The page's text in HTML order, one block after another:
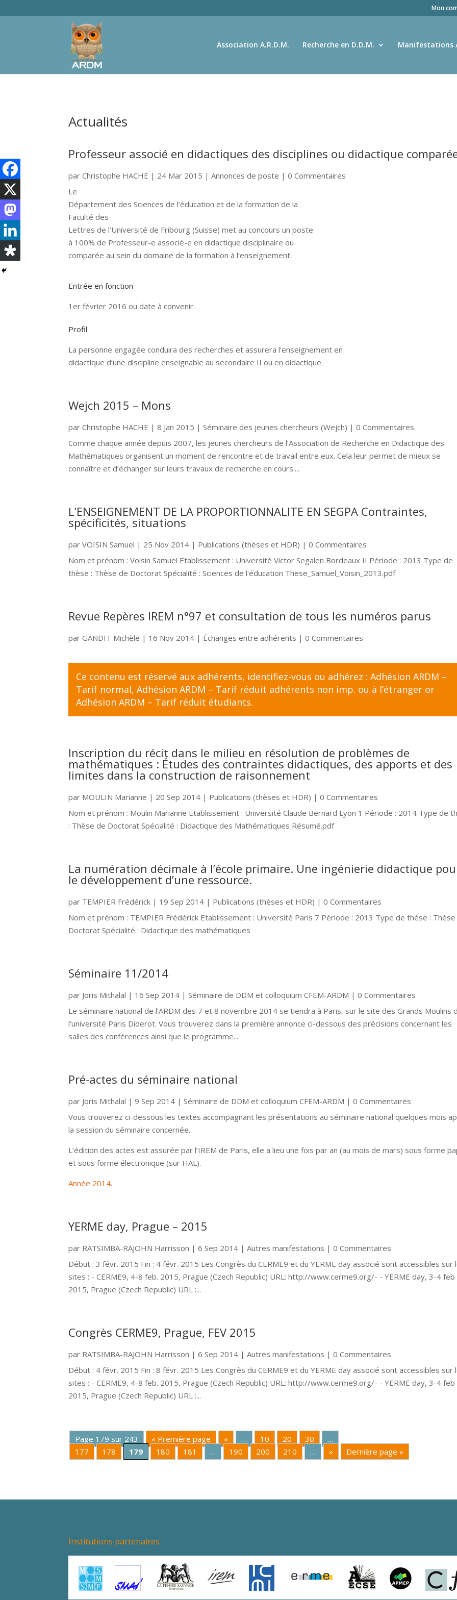
Mon
Association A.R.D.M. Recherche en D.D.M. Manifestations
Actualités
Professeur associé en didactiques des disciplines ou didactique
parChristophe HACHE | 24 Mar 2015 |Annonces de poste | 0 Commentaires
Le
Département des Sciences de l’éducation et de la formation de la
Faculté des
Lettres de l’Université de Fribourg (Suisse) met au concours un poste
à 100% de Professeur-e associé-e en didactique disciplinaire ou
comparée au sein du domaine de la formation à l‘enseignement.
Entrée en fonction
1er février 2016 ou date à convenir.
Profil
La personne engagée conduira des recherches et assurera l’enseignement en
didactique d’une discipline enseignable au secondaire II ou en didactique
Wejch 2015 – Mons
parChristophe HACHE |8 Jan 2015 |Séminaire des jeunes chercheurs (Wejch) | 0 Commentaires
Comme chaque année depuis 2007, les jeunes chercheurs de l’Association de Recherche en Didactique des
Mathématiques organisent un moment de rencontre et de travail entre eux. Cela leur permet de mieux se
connaître et d’échanger sur leurs travaux de recherche en cours....
L’ENSEIGNEMENT DE LA PROPORTIONNALITE EN SEGPA Contraintes,
spécificités, situations
parVOISIN Samuel | 25 Nov 2014 | Publications (thèses et HDR) | 0 Commentaires
Nom et prénom : Voisin Samuel Etablissement : Université Victor Segalen Bordeaux II Période : 2013 Type de
thèse : Thèse de Doctorat Spécialité : Sciences de l'éducation These_Samuel_Voisin_2013.pdf
Revue Repères IREM n°97 et consultation de tous les numéros parus
parGANDIT Michèle | 16 Nov 2014 | Échanges entre adhérents | 0 Commentaires
Ce contenu est réservé aux adhérents, identifiez-vous ou adhérez :Adhésion ARDM –
Tarif normal,Adhésion ARDM – Tarif réduit adhérents non imp. ou à l’étranger or
Adhésion ARDM – Tarif réduit étudiants.
Inscription du récit dans le milieu en résolution de problèmes de
mathématiques : Études des contraintes didactiques, des apports et des
limites dans la construction de raisonnement
par MOULIN Marianne | 20 Sep 2014 | Publications (thèses et HDR) | 0 Commentaires
Nom et prénom : Moulin Marianne Etablissement : Université Claude Bernard Lyon 1 Période : 2014 Type de
: Thèse de Doctorat Spécialité : Didactique des Mathématiques Résumé.pdf
La numération décimale à l’école primaire. Une ingénierie didactique
le développement d’une ressource.
par TEMPIER Frédérick | 19 Sep 2014 | Publications (thèses et HDR) | 0 Commentaires
Nom et prénom : TEMPIER Frédérick Etablissement : Université Paris 7 Période : 2013 Type de thèse : Thèse
Doctorat Spécialité : Didactique des mathématiques
Séminaire 11/2014
par Joris Mithalal | 16 Sep 2014 |Séminaire de DDM et colloquium CFEM-ARDM | 0 Commentaires
Le séminaire national de l'ARDM des 7 et 8 novembre 2014 se tiendra à Paris, sur le site des Grands Moulins
l'université Paris Diderot. Vous trouverez dans la première annonce ci-dessous des précisions concernant les
salles des conférences ainsi que le programme...
Pré-actes du séminaire national
par Joris Mithalal |9 Sep 2014 |Séminaire de DDM et colloquium CFEM-ARDM | 0 Commentaires
Vous trouverez ci-dessous les textes accompagnant les présentations au séminaire national quelques mois
la session du séminaire concernée.
L’édition des actes est assurée par l’IREM de Paris, elle a lieu une fois par an (au mois de mars) sous forme
et sous forme électronique (sur HAL).
Année 2014.
YERME day, Prague – 2015
par RATSIMBA-RAJOHN Harrisson |6 Sep 2014 |Autres manifestations | 0 Commentaires
Début : 3 févr. 2015 Fin : 4 févr. 2015 Les Congrès du CERME9 et du YERME day associé sont accessibles sur
sites : - CERME9, 4-8 feb. 2015, Prague (Czech Republic) URL: http://www.cerme9.org/- - YERME day, 3-4 feb
2015, Prague (Czech Republic) URL :...
Congrès CERME9, Prague, FEV 2015
par RATSIMBA-RAJOHN Harrisson |6 Sep 2014 |Autres manifestations | 0 Commentaires
Début : 4 févr. 2015 Fin : 8 févr. 2015 Les Congrès du CERME9 et du YERME day associé sont accessibles sur
sites : - CERME9, 4-8 feb. 2015, Prague (Czech Republic) URL: http://www.cerme9.org/- - YERME day, 3-4 feb
2015, Prague (Czech Republic) URL :...
Page 179 sur 243 « Première page « … 10 20 30
…
177
178 179 180 181 … 190 200 210 … » Dernière page »
Institutions partenaires